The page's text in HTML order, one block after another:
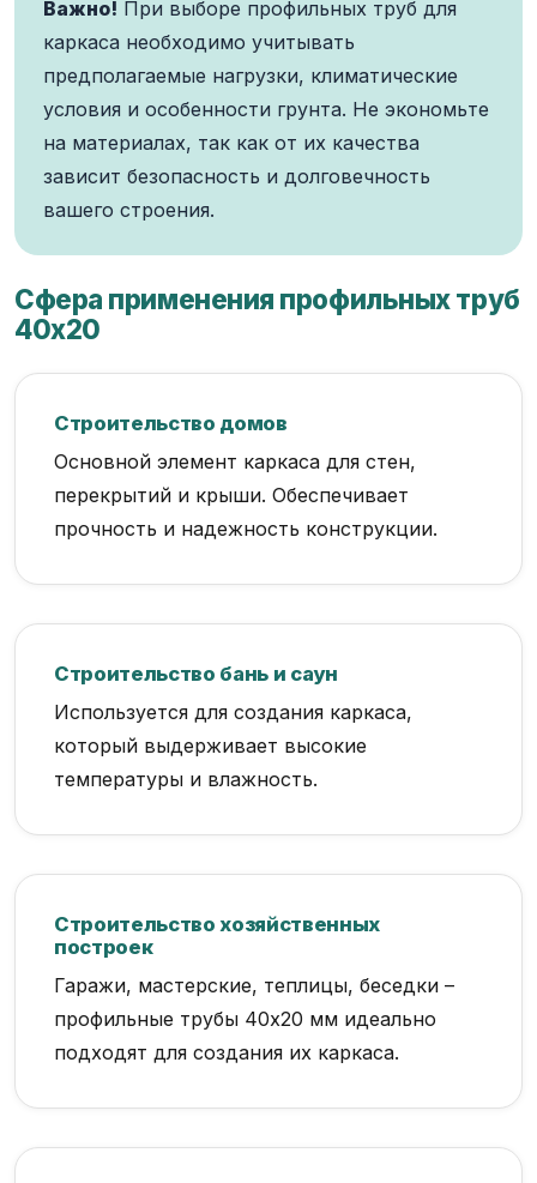
Важно! При выборе профильных труб для
каркаса необходимо учитывать
предполагаемые нагрузки, климатические
условия и особенности грунта. Не экономьте
на материалах, так как от их качества
зависит безопасность и долговечность
вашего строения.
Сфера применения профильных труб
40х20
Строительство домов
Основной элемент каркаса для стен,
перекрытий и крыши. Обеспечивает
прочность и надежность конструкции.
Строительство бань и саун
Используется для создания каркаса,
который выдерживает высокие
температуры и влажность.
Строительство хозяйственных
построек
Гаражи, мастерские, теплицы, беседки –
профильные трубы 40х20 мм идеально
подходят для создания их каркаса.